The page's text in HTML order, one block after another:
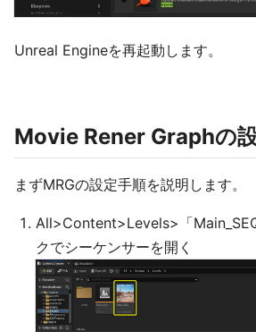
Unreal Engineを再起動します。
Movie Rener Graphの
まずMRGの設定手順を説明します。
All>Content>Levels>「
クでシーケンサーを開く